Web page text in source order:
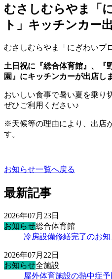
むさしむらやま「
ト」キッチンカー
むさしむらやま「にぎわいプ
土日祝に『総合体育館』、『
園』にキッチンカーが出店し
おいしい食事で暑い夏を乗り
ぜひご利用ください♪
※天候等の理由により、出店
す。
お知らせ一覧へ戻る
最新記事
2026年07月23日
お知らせ総合体育館
冷房設備修繕完了のお
2026年07月22日
お知らせ全施設
屋外体育施設の熱中症